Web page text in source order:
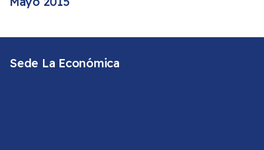
Sede La Económica